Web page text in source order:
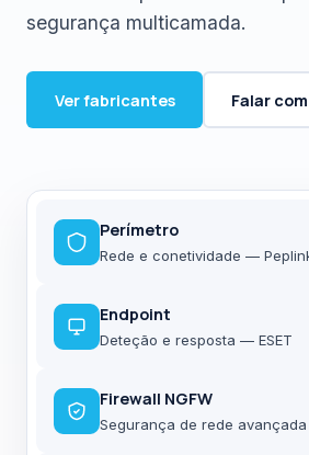
segurança multicamada.
Ver fabricantes Falar
Perímetro
Rede e conetividade —
Endpoint
Deteção e resposta — ESET
Firewall NGFW
Segurança de rede